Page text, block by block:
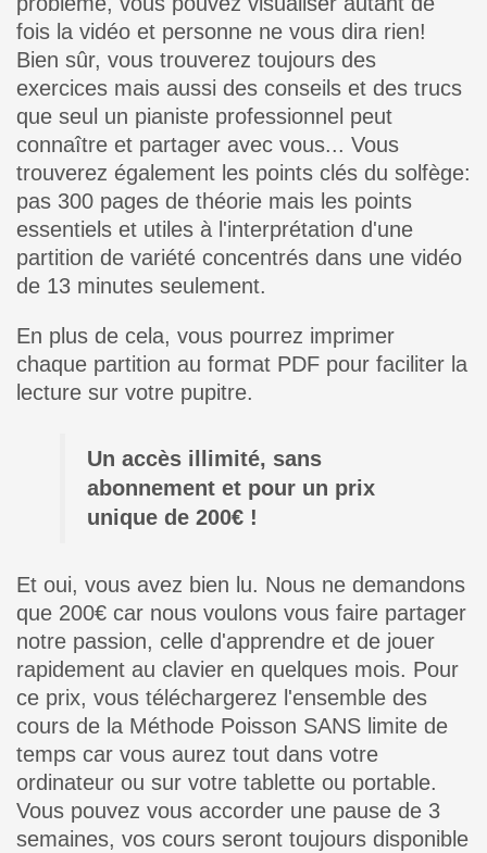
fois la vidéo et personne ne vous dira rien!
Bien sûr, vous trouverez toujours des
exercices mais aussi des conseils et des trucs
que seul un pianiste professionnel peut
connaître et partager avec vous... Vous
trouverez également les points clés du solfège:
pas 300 pages de théorie mais les points
essentiels et utiles à l'interprétation d'une
partition de variété concentrés dans une vidéo
de 13 minutes seulement.
En plus de cela, vous pourrez imprimer
chaque partition au format PDF pour faciliter la
lecture sur votre pupitre.
Un accès illimité, sans
abonnement et pour un prix
unique de 200€ !
Et oui, vous avez bien lu. Nous ne demandons
que 200€ car nous voulons vous faire partager
notre passion, celle d'apprendre et de jouer
rapidement au clavier en quelques mois. Pour
ce prix, vous téléchargerez l'ensemble des
cours de la Méthode Poisson SANS limite de
temps car vous aurez tout dans votre
ordinateur ou sur votre tablette ou portable.
Vous pouvez vous accorder une pause de 3
semaines, vos cours seront toujours disponible